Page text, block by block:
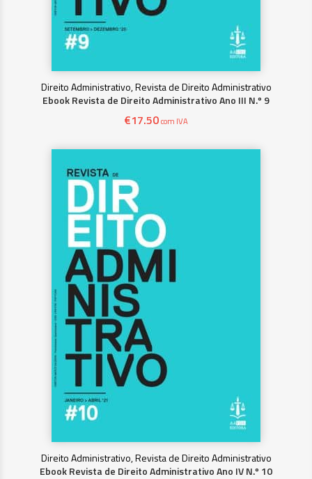
Direito Administrativo, Revista de Direito Administrativo
Ebook Revista de Direito Administrativo Ano III N.º 9
€17.50com IVA
Direito Administrativo, Revista de Direito Administrativo
Ebook Revista de Direito Administrativo Ano IV N.º 10